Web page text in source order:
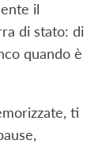
il
di stato: di
quando è
ti